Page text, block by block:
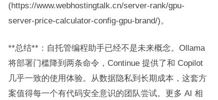
(https://www.webhostingtalk.cn/server-rank/gpu-
server-price-calculator-config-gpu-brand/)。
**总结**：自托管编程助手已经不是未来概念。Ollama
将部署门槛降到两条命令，Continue 提供了和 Copilot
几乎一致的使用体验。从数据隐私到长期成本，这套方
案值得每一个有代码安全意识的团队尝试。更多 AI 相